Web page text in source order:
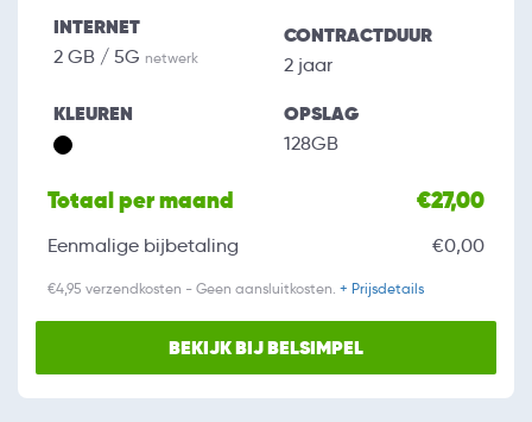
INTERNET
2 GB / 5G netwerk
CONTRACTDUUR
2 jaar
KLEUREN OPSLAG
128GB
Totaal per maand €27,00
Eenmalige bijbetaling €0,00
€4,95 verzendkosten - Geen aansluitkosten. + Prijsdetails
BEKIJK BIJ BELSIMPEL